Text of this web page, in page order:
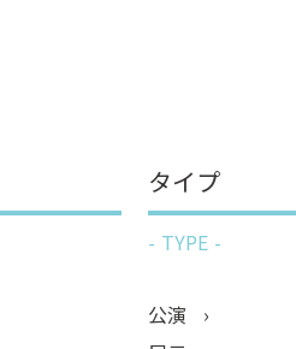
タイプ
TYPE
公演